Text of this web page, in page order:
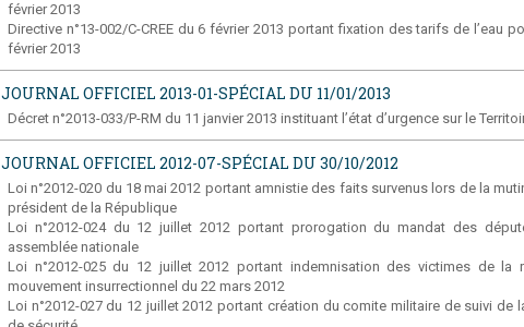
février 2013
Directive n°13-002/C-CREE du 6 février 2013 portant fixation des tarifs de l’eau
février 2013
JOURNAL OFFICIEL 2013-01-SPÉCIAL DU 11/01/2013
Décret n°2013-033/P-RM du 11 janvier 2013 instituant l’état d’urgence sur le
JOURNAL OFFICIEL 2012-07-SPÉCIAL DU 30/10/2012
Loi n°2012-020 du 18 mai 2012 portant amnistie des faits survenus lors de la
président de la République
Loi n°2012-024 du 12 juillet 2012 portant prorogation du mandat des
assemblée nationale
Loi n°2012-025 du 12 juillet 2012 portant indemnisation des victimes de la
mouvement insurrectionnel du 22 mars 2012
Loi n°2012-027 du 12 juillet 2012 portant création du comite militaire de suivi